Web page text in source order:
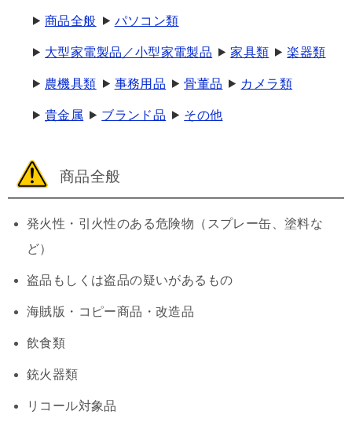
商品全般 パソコン類
大型家電製品／小型家電製品 家具類 楽器類
農機具類 事務用品 骨董品 カメラ類
貴金属 ブランド品 その他
商品全般
発火性・引火性のある危険物（スプレー缶、塗料な
ど）
盗品もしくは盗品の疑いがあるもの
海賊版・コピー商品・改造品
飲食類
銃火器類
リコール対象品